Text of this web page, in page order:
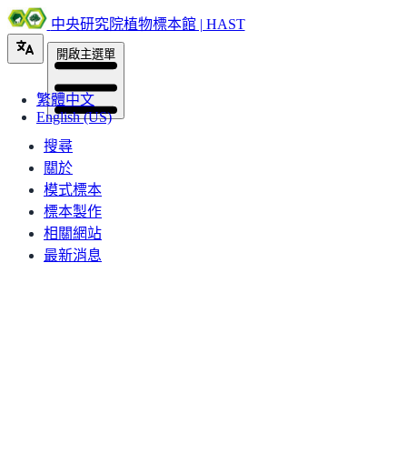
中央研究院植物標本館 | HAST
繁體中文
English (US)
開啟主選單
搜尋
關於
模式標本
標本製作
相關網站
最新消息